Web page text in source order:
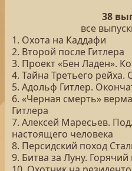
38
все
1. Охота на Каддафи
2. Второй после Гитлера
3. Проект «Бен Ладен».
4. Тайна Третьего
5. Адольф Гитлер.
6. «Черная смерть»
Гитлера
7. Алексей Маресьев.
настоящего человека
8. Персидский поход
9. Битва за Луну.